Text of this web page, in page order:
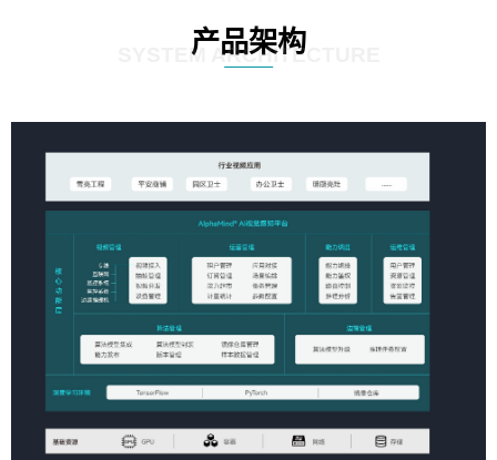
产品架构
SYSTEM ARCHITECTURE